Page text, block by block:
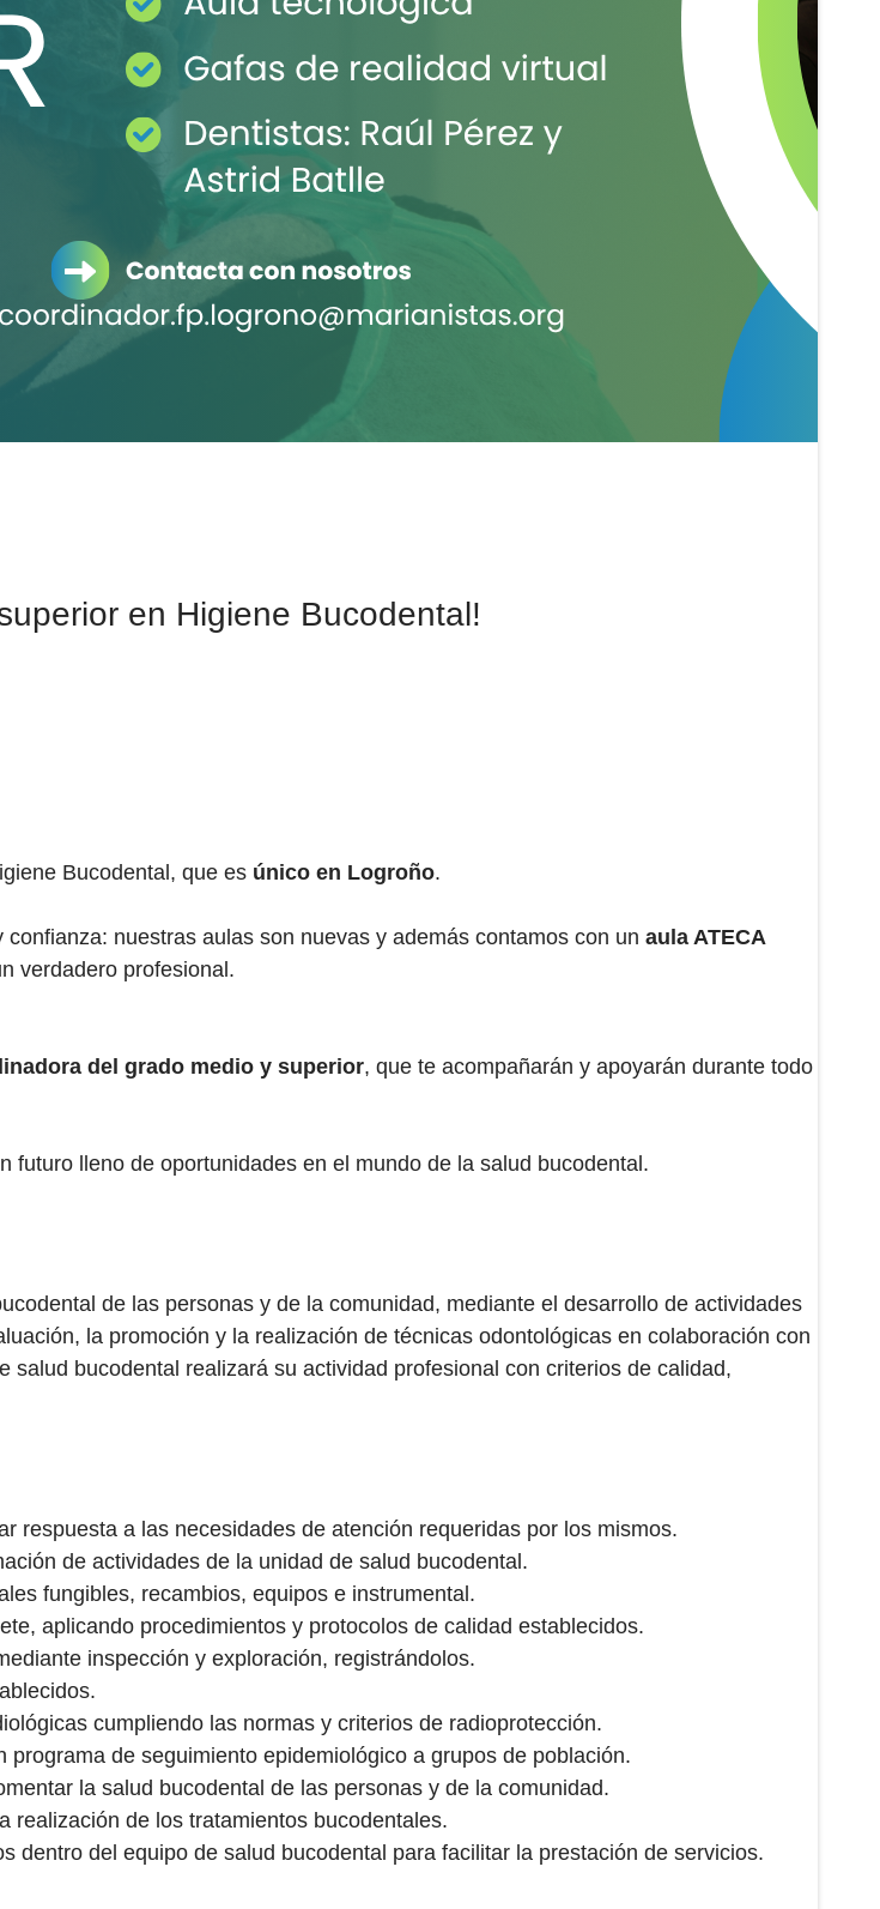
en Higiene Bucodental!
Bucodental, que es único en Logroño.
nuestras aulas son nuevas y además contamos con un aula ATECA
verdadero profesional.
del grado medio y superior, que te acompañarán y apoyarán durante todo
futuro lleno de oportunidades en el mundo de la salud bucodental.
de las personas y de la comunidad, mediante el desarrollo de actividades
la promoción y la realización de técnicas odontológicas en colaboración con
bucodental realizará su actividad profesional con criterios de calidad,
respuesta a las necesidades de atención requeridas por los mismos.
de actividades de la unidad de salud bucodental.
fungibles, recambios, equipos e instrumental.
aplicando procedimientos y protocolos de calidad establecidos.
inspección y exploración, registrándolos.
cumpliendo las normas y criterios de radioprotección.
de seguimiento epidemiológico a grupos de población.
la salud bucodental de las personas y de la comunidad.
realización de los tratamientos bucodentales.
dentro del equipo de salud bucodental para facilitar la prestación de servicios.